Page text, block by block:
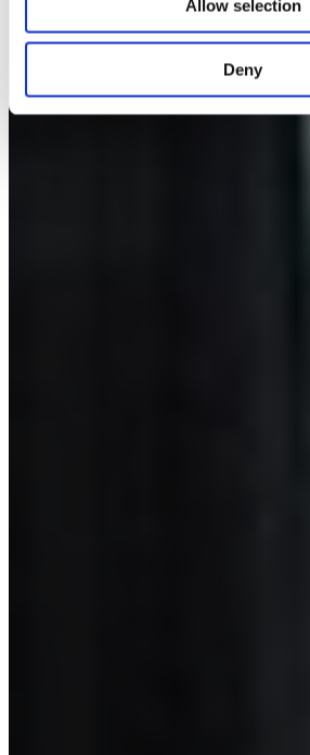
Allow selection
Deny